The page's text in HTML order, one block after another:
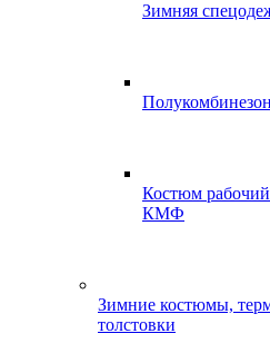
Зимняя
Костюм
КМФ
Зимние костюмы,
толстовки